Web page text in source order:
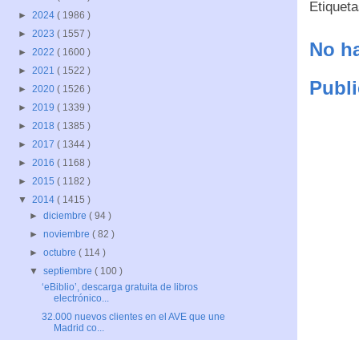
No
► 2024 ( 1986 )
► 2023 ( 1557 )
► 2022 ( 1600 )
► 2021 ( 1522 )
► 2020 ( 1526 )
► 2019 ( 1339 )
► 2018 ( 1385 )
► 2017 ( 1344 )
► 2016 ( 1168 )
► 2015 ( 1182 )
▼ 2014 ( 1415 )
►diciembre( 94 )
►noviembre( 82 )
►octubre( 114 )
▼septiembre( 100 )
‘eBiblio’, descarga gratuita de libros
electrónico...
32.000 nuevos clientes en el AVE que une
Madrid co...